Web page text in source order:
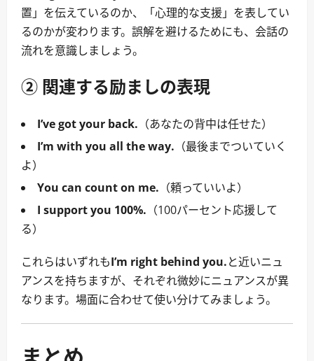
置」を伝えているのか、「心理的な支援」を表してい
るのかが変わります。誤解を避けるためにも、会話の
流れを意識しましょう。
② 関連する励ましの表現
I’ve got your back. （あなたの背中は任せた）
I’m with you all the way. （最後までついていく
よ）
You can count on me. （頼っていいよ）
I support you 100%. （100パーセント応援して
る）
これらはいずれもI’m right behind you.と近いニュ
アンスを持ちますが、それぞれ微妙にニュアンスが異
なります。場面に合わせて使い分けてみましょう。